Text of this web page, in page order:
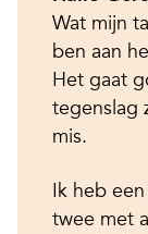
Wat mijn
ben aan
Het gaat
tegenslag
mis.
Ik heb
twee met